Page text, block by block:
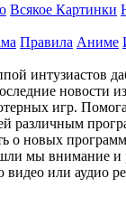
Всякое Картинки
Правила Аниме
интузиастов
новости
игр.
различным
о новых
мы внимание и
или аудио